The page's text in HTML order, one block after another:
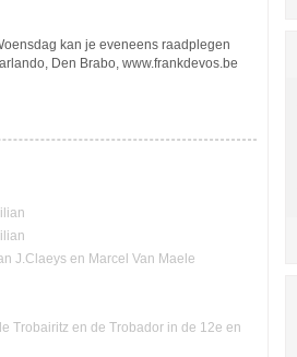
kan je eveneens raadplegen
Den Brabo, www.frankdevos.be
J.Claeys en Marcel Van Maele
Trobairitz en de Trobador in de 12e en